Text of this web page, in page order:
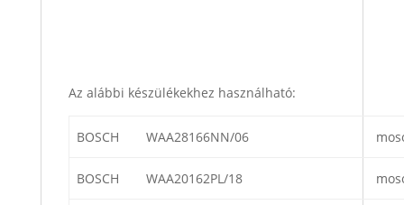
Az alábbi készülékekhez használható:
BOSCH WAA28166NN/06
BOSCH WAA20162PL/18